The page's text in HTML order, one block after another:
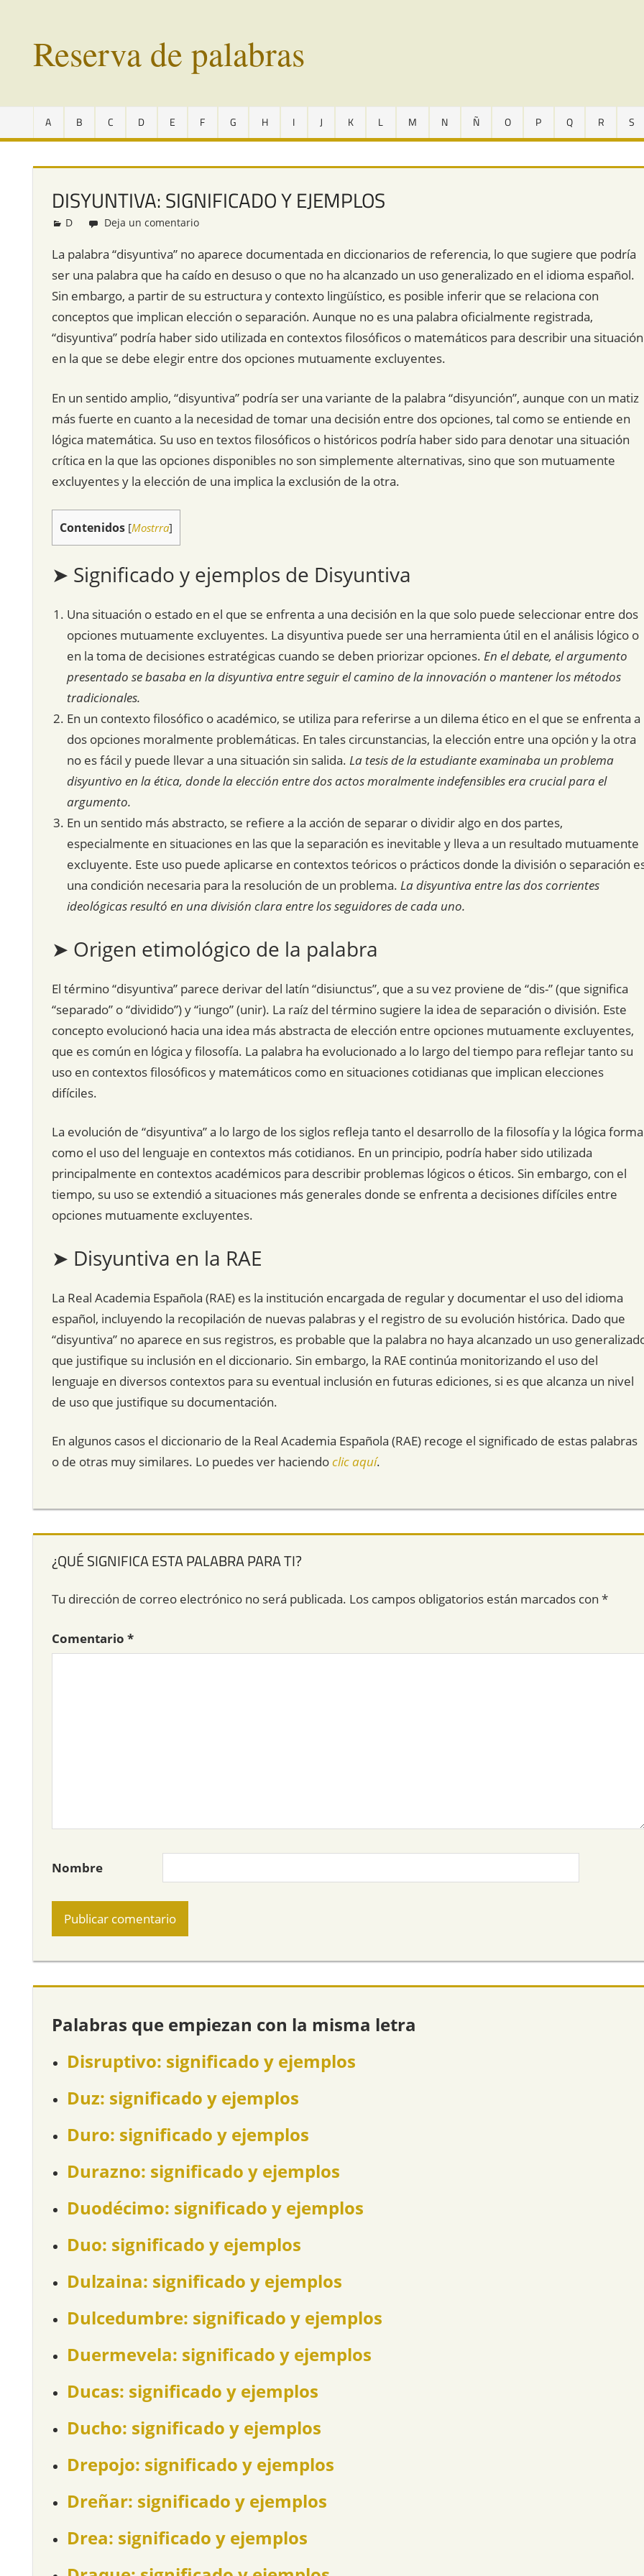
contenidoReserva de palabras
en
vías
extinción
todo
A B C D E F G H I J K L M N Ñ O P Q R S
DISYUNTIVA: SIGNIFICADO Y EJEMPLOS
Redacción
D Deja un comentario
La palabra “disyuntiva” no aparece documentada en diccionarios de referencia, lo que sugiere que podría
ser una palabra que ha caído en desuso o que no ha alcanzado un uso generalizado en el idioma español.
Sin embargo, a partir de su estructura y contexto lingüístico, es posible inferir que se relaciona con
conceptos que implican elección o separación. Aunque no es una palabra oficialmente registrada,
“disyuntiva” podría haber sido utilizada en contextos filosóficos o matemáticos para describir una situación
en la que se debe elegir entre dos opciones mutuamente excluyentes.
En un sentido amplio, “disyuntiva” podría ser una variante de la palabra “disyunción”, aunque con un matiz
más fuerte en cuanto a la necesidad de tomar una decisión entre dos opciones, tal como se entiende en
lógica matemática. Su uso en textos filosóficos o históricos podría haber sido para denotar una situación
crítica en la que las opciones disponibles no son simplemente alternativas, sino que son mutuamente
excluyentes y la elección de una implica la exclusión de la otra.
Contenidos [Mostrra]
➤ Significado y ejemplos de Disyuntiva
Una situación o estado en el que se enfrenta a una decisión en la que solo puede seleccionar entre dos
opciones mutuamente excluyentes. La disyuntiva puede ser una herramienta útil en el análisis lógico o
en la toma de decisiones estratégicas cuando se deben priorizar opciones. En el debate, el argumento
presentado se basaba en la disyuntiva entre seguir el camino de la innovación o mantener los métodos
tradicionales.
En un contexto filosófico o académico, se utiliza para referirse a un dilema ético en el que se enfrenta a
dos opciones moralmente problemáticas. En tales circunstancias, la elección entre una opción y la otra
no es fácil y puede llevar a una situación sin salida. La tesis de la estudiante examinaba un problema
disyuntivo en la ética, donde la elección entre dos actos moralmente indefensibles era crucial para el
argumento.
En un sentido más abstracto, se refiere a la acción de separar o dividir algo en dos partes,
especialmente en situaciones en las que la separación es inevitable y lleva a un resultado mutuamente
excluyente. Este uso puede aplicarse en contextos teóricos o prácticos donde la división o separación
una condición necesaria para la resolución de un problema. La disyuntiva entre las dos corrientes
ideológicas resultó en una división clara entre los seguidores de cada uno.
➤ Origen etimológico de la palabra
El término “disyuntiva” parece derivar del latín “disiunctus”, que a su vez proviene de “dis-” (que significa
“separado” o “dividido”) y “iungo” (unir). La raíz del término sugiere la idea de separación o división. Este
concepto evolucionó hacia una idea más abstracta de elección entre opciones mutuamente excluyentes,
que es común en lógica y filosofía. La palabra ha evolucionado a lo largo del tiempo para reflejar tanto su
uso en contextos filosóficos y matemáticos como en situaciones cotidianas que implican elecciones
difíciles.
La evolución de “disyuntiva” a lo largo de los siglos refleja tanto el desarrollo de la filosofía y la lógica
como el uso del lenguaje en contextos más cotidianos. En un principio, podría haber sido utilizada
principalmente en contextos académicos para describir problemas lógicos o éticos. Sin embargo, con el
tiempo, su uso se extendió a situaciones más generales donde se enfrenta a decisiones difíciles entre
opciones mutuamente excluyentes.
➤ Disyuntiva en la RAE
La Real Academia Española (RAE) es la institución encargada de regular y documentar el uso del idioma
español, incluyendo la recopilación de nuevas palabras y el registro de su evolución histórica. Dado que
“disyuntiva” no aparece en sus registros, es probable que la palabra no haya alcanzado un uso
que justifique su inclusión en el diccionario. Sin embargo, la RAE continúa monitorizando el uso del
lenguaje en diversos contextos para su eventual inclusión en futuras ediciones, si es que alcanza un nivel
de uso que justifique su documentación.
En algunos casos el diccionario de la Real Academia Española (RAE) recoge el significado de estas palabras
o de otras muy similares. Lo puedes ver haciendoclic aquí.
¿QUÉ SIGNIFICA ESTA PALABRA PARA TI?
Tu dirección de correo electrónico no será publicada. Los campos obligatorios están marcados con *
Comentario *
Nombre
Palabras que empiezan con la misma letra
Disruptivo: significado y ejemplos
Duz: significado y ejemplos
Duro: significado y ejemplos
Durazno: significado y ejemplos
Duodécimo: significado y ejemplos
Duo: significado y ejemplos
Dulzaina: significado y ejemplos
Dulcedumbre: significado y ejemplos
Duermevela: significado y ejemplos
Ducas: significado y ejemplos
Ducho: significado y ejemplos
Drepojo: significado y ejemplos
Dreñar: significado y ejemplos
Drea: significado y ejemplos